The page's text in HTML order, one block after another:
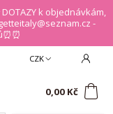
k objednávkám,
-
CZK
0,00 Kč